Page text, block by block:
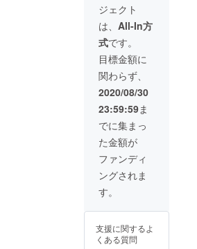
ジェクト
は、 All-In方
式です。
目標金額に
関わらず、
2020/08/30
23:59:59ま
でに集まっ
た金額が
ファンディ
ングされま
す。
支援に関するよ
くある質問